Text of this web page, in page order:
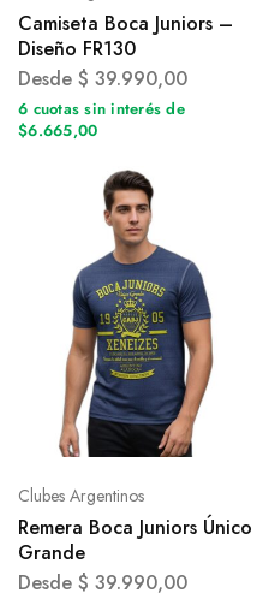
Camiseta Boca Juniors –
Diseño FR130
Desde $ 39.990,00
6 cuotas sin interés de
$6.665,00
Clubes Argentinos
Remera Boca Juniors Único
Grande
Desde $ 39.990,00